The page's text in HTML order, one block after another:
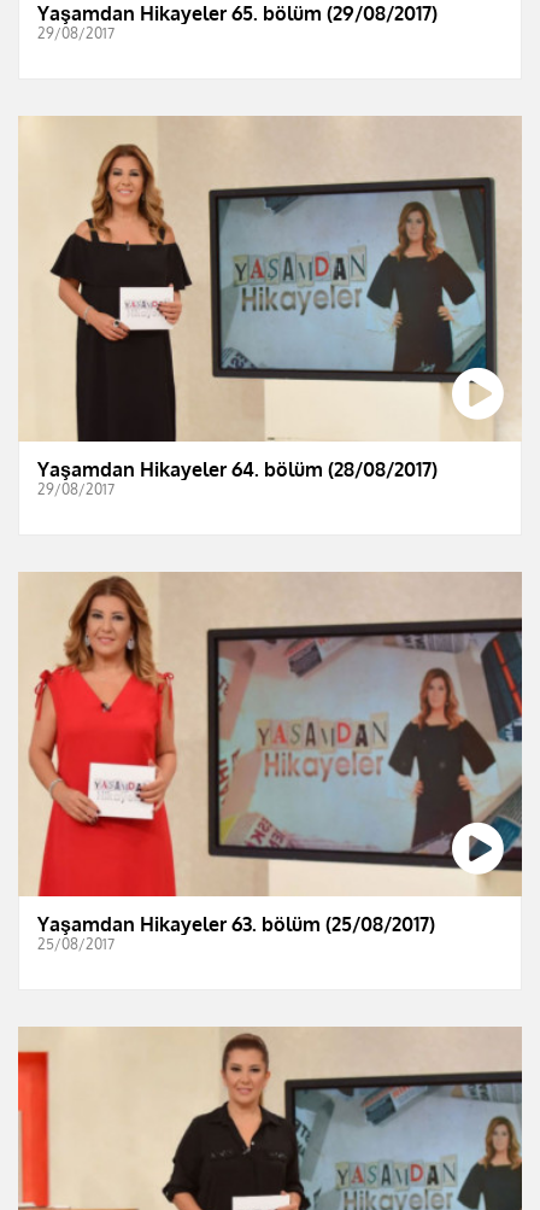
Yaşamdan Hikayeler 65. bölüm (29/08/2017)
29/08/2017
Yaşamdan Hikayeler 64. bölüm (28/08/2017)
29/08/2017
Yaşamdan Hikayeler 63. bölüm (25/08/2017)
25/08/2017